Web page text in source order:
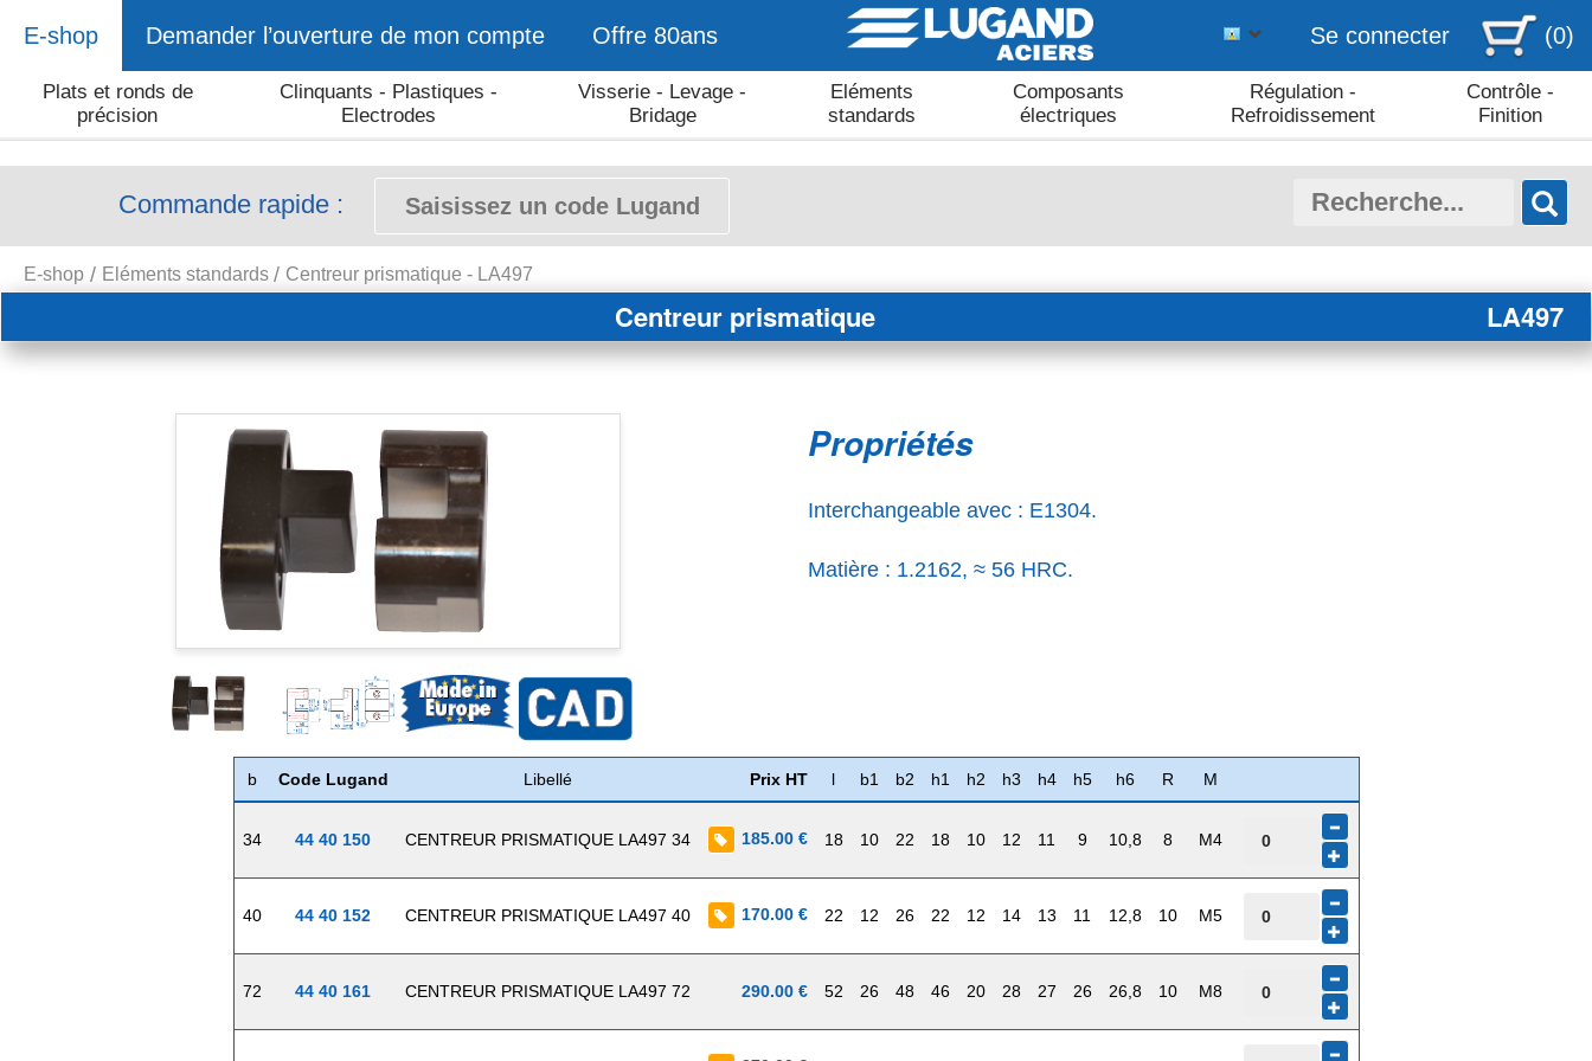
E-shop Demander l’ouverture de mon compte Offre 80ans Se connecter (0)
Plats et ronds de
précision
Clinquants - Plastiques -
Electrodes
Visserie - Levage -
Bridage
Eléments
standards
Composants
électriques
Régulation -
Refroidissement
Contrôle -
Finition
Commande rapide :
E-shop Eléments standards Centreur prismatique - LA497
Centreur prismatique LA497
Propriétés
Interchangeable avec : E1304.
Matière : 1.2162, ≈ 56 HRC.
b Code Lugand Libellé Prix HT l b1 b2 h1 h2 h3 h4 h5 h6 R M
34 44 40 150 CENTREUR PRISMATIQUE LA497 34 185.00 € 18 10 22 18 10 12 11 9 10,8 8 M4
40 44 40 152 CENTREUR PRISMATIQUE LA497 40 170.00 € 22 12 26 22 12 14 13 11 12,8 10 M5
72 44 40 161 CENTREUR PRISMATIQUE LA497 72 290.00 € 52 26 48 46 20 28 27 26 26,8 10 M8